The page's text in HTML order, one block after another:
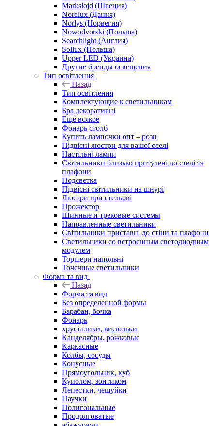
Markslojd (Швеция)
Nordlux (Дания)
Norlys (Норвегия)
Nowodvorski (Польша)
Searchlight (Англия)
Sollux (Польша)
Upper LED (Украина)
Другие бренды освещения
Тип освітлення
Назад
Тип освітлення
Комплектующие к светильникам
Бра декоративні
Ещё всякое
Фонарь столб
Купить лампочки опт – розн
Підвісні люстри для вашої оселі
Настільні лампи
Світильники близько притулені до стелі та
плафони
Подсветка
Підвісні світильники на шнурі
Люстри при стельові
Прожектор
Шинные и трековые системы
Направленные светильники
Світильники приставні до стіни та плафони
Светильники со встроенным светодиодным
модулем
Торшери напольні
Точечные светильники
Форма та вид
Назад
Форма та вид
Без определенной формы
Барабан, бочка
Фонарь
хрусталики, висюльки
Канделябры, рожковые
Каркасные
Колбы, сосуды
Конусные
Прямоугольник, куб
Куполом, зонтиком
Лепестки, чешуйки
Паучки
Полигональные
Продолговатые